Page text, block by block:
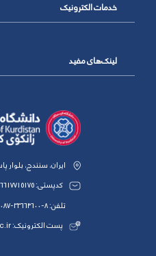
خدمات الکترونیک
لینک‌های مفید
ایران، سنندج، بلوار
کدپستی: 6617715175
تلفن: 8-33664600-087
پست الکترونیک: info@uok.ac.ir